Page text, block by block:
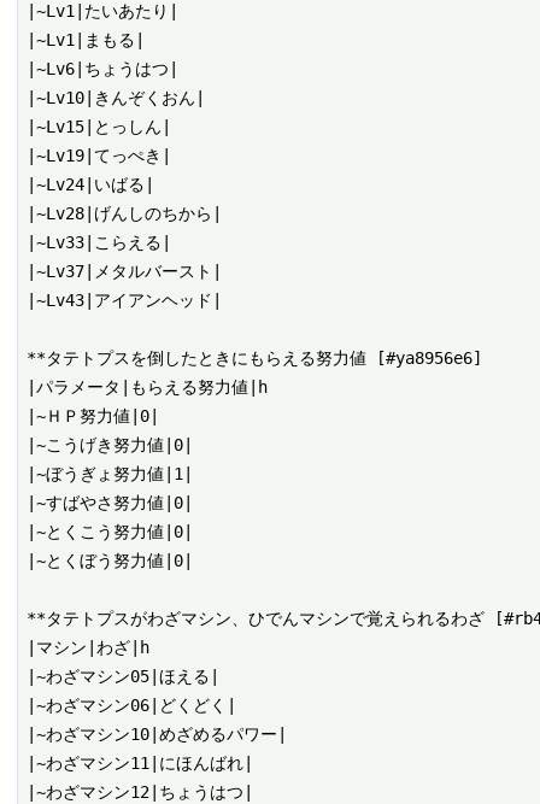
|~Lv1|たいあたり|
|~Lv1|まもる|
|~Lv6|ちょうはつ|
|~Lv10|きんぞくおん|
|~Lv15|とっしん|
|~Lv19|てっぺき|
|~Lv24|いばる|
|~Lv28|げんしのちから|
|~Lv33|こらえる|
|~Lv37|メタルバースト|
|~Lv43|アイアンヘッド|
**タテトプスを倒したときにもらえる努力値 [#ya8956e6]
|パラメータ|もらえる努力値|h
|~ＨＰ努力値|0|
|~こうげき努力値|0|
|~ぼうぎょ努力値|1|
|~すばやさ努力値|0|
|~とくこう努力値|0|
|~とくぼう努力値|0|
**タテトプスがわざマシン、ひでんマシンで覚えられるわざ
|マシン|わざ|h
|~わざマシン05|ほえる|
|~わざマシン06|どくどく|
|~わざマシン10|めざめるパワー|
|~わざマシン11|にほんばれ|
|~わざマシン12|ちょうはつ|